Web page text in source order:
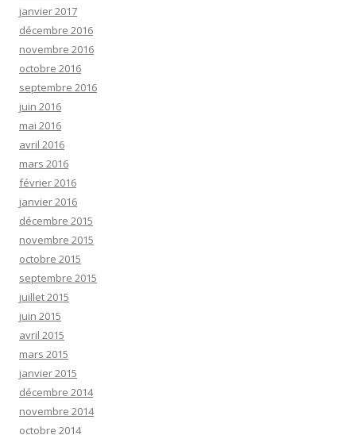
janvier 2017
décembre 2016
novembre 2016
octobre 2016
septembre 2016
juin 2016
mai 2016
avril 2016
mars 2016
février 2016
janvier 2016
décembre 2015
novembre 2015
octobre 2015
septembre 2015
juillet 2015
juin 2015
avril 2015
mars 2015
janvier 2015
décembre 2014
novembre 2014
octobre 2014